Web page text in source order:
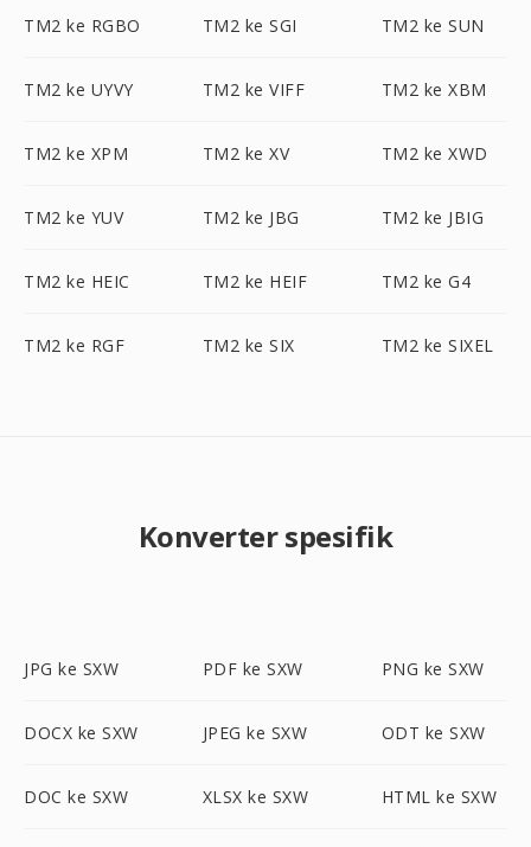
TM2 ke RGBO TM2 ke SGI TM2 ke SUN
TM2 ke UYVY TM2 ke VIFF TM2 ke XBM
TM2 ke XPM TM2 ke XV TM2 ke XWD
TM2 ke YUV TM2 ke JBG TM2 ke JBIG
TM2 ke HEIC TM2 ke HEIF TM2 ke G4
TM2 ke RGF TM2 ke SIX TM2 ke SIXEL
Konverter spesifik
JPG ke SXW PDF ke SXW PNG ke SXW
DOCX ke SXW JPEG ke SXW ODT ke SXW
DOC ke SXW XLSX ke SXW HTML ke SXW